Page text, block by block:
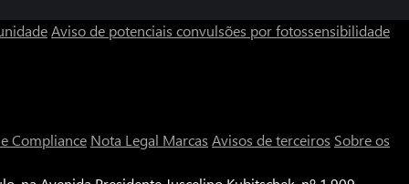
Aviso de potenciais convulsões por fotossensibilidade
Compliance Nota Legal Marcas Avisos de terceiros Sobre os